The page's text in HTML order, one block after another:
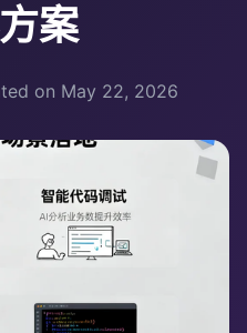
案
on May 22, 2026